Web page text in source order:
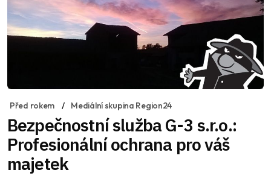
Před rokem Mediální skupina Region24
Bezpečnostní služba G-3 s.r.o.:
Profesionální ochrana pro váš
majetek